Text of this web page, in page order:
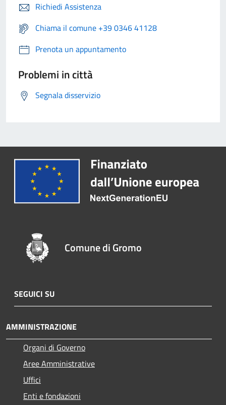
Richiedi Assistenza
Chiama il comune +39 0346 41128
Prenota un appuntamento
Problemi in città
Segnala disservizio
Comune di Gromo
SEGUICI SU
AMMINISTRAZIONE
Organi di Governo
Aree Amministrative
Uffici
Enti e fondazioni